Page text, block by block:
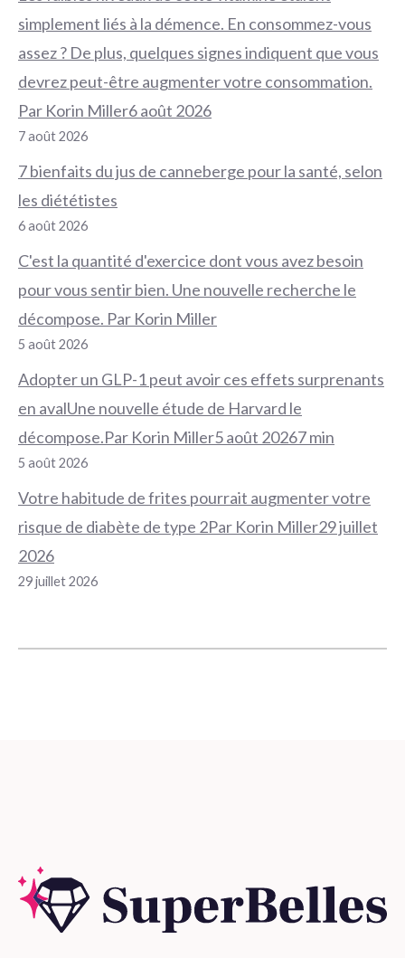
simplement liés à la démence. En consommez-vous
assez ? De plus, quelques signes indiquent que vous
devrez peut-être augmenter votre consommation.
Par Korin Miller6 août 2026
7 août 2026
7 bienfaits du jus de canneberge pour la santé, selon
les diététistes
6 août 2026
C'est la quantité d'exercice dont vous avez besoin
pour vous sentir bien. Une nouvelle recherche le
décompose. Par Korin Miller
5 août 2026
Adopter un GLP-1 peut avoir ces effets surprenants
en avalUne nouvelle étude de Harvard le
décompose.Par Korin Miller5 août 20267 min
5 août 2026
Votre habitude de frites pourrait augmenter votre
risque de diabète de type 2Par Korin Miller29 juillet
2026
29 juillet 2026